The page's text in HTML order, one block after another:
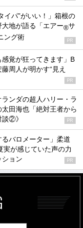
イパ”がいい！」箱根の
地が語る「エアー®サ
ング術 PR
感覚が狂ってきます」B
周人が明かす“見え
PR
ンダの超人ハリー・ラ
田海也「絶対王者から
談②》
PR
るバロメーター」柔道
実が感じていた声の力
ション
PR